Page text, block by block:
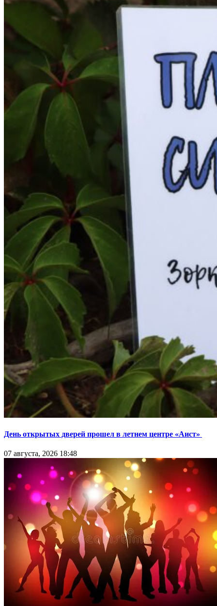
День открытых дверей прошел в летнем центре «Аист»
07 августа, 2026 18:48